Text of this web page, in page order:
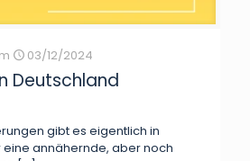
03/12/2024
Deutschland
gibt es eigentlich in
eine annähernde, aber noch